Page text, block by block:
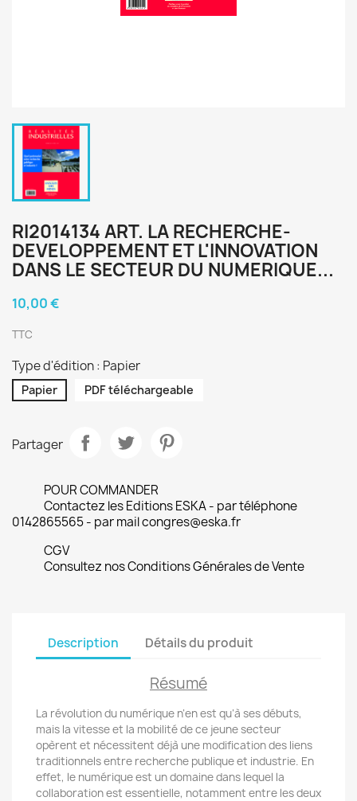
RI2014134 ART. LA RECHERCHE-
DEVELOPPEMENT ET L'INNOVATION
DANS LE SECTEUR DU NUMERIQUE...
10,00 €
TTC
Type d'édition : Papier
Papier PDF téléchargeable
Partager
POUR COMMANDER
Contactez les Editions ESKA - par téléphone
0142865565 - par mail congres@eska.fr
CGV
Consultez nos Conditions Générales de Vente
Description Détails du produit
Résumé
La révolution du numérique n’en est qu’à ses débuts,
mais la vitesse et la mobilité de ce jeune secteur
opèrent et nécessitent déjà une modification des liens
traditionnels entre recherche publique et industrie. En
effet, le numérique est un domaine dans lequel la
collaboration est essentielle, notamment entre les deux